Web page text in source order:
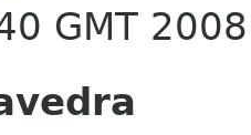
GMT 2008